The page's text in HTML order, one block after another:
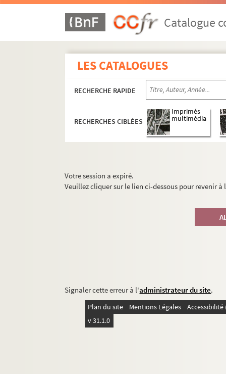
Catalogue
LES CATALOGUES
RECHERCHE RAPIDE
RECHERCHES CIBLÉES
Imprimés
multimédia
Votre session a expiré.
Veuillez cliquer sur le lien ci-dessous pour revenir
Signaler cette erreur à l'administrateur du site.
Plan du site Mentions Légales
v 31.1.0